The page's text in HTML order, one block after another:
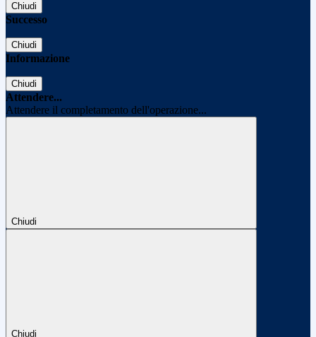
Chiudi
Successo
Chiudi
Informazione
Chiudi
Attendere...
Attendere il completamento dell'operazione...
Chiudi
Chiudi